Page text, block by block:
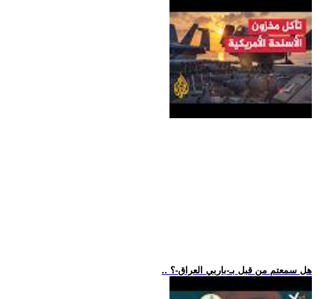
.. هل سمعتم من قبل بـ-باربي العراق-؟